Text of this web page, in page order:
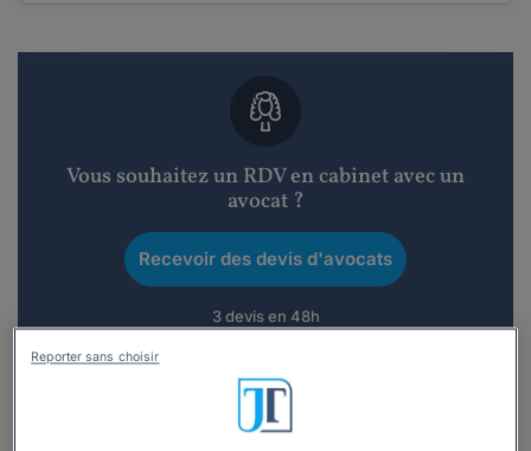
Vous souhaitez un RDV en cabinet avec un
avocat ?
Recevoir des devis d'avocats
3 devis en 48h
Reporter sans choisir